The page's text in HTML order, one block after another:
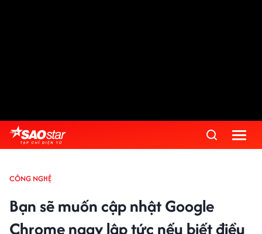
CÔNG NGHỆ
Bạn sẽ muốn cập nhật Google
Chrome ngay lập tức nếu biết điều